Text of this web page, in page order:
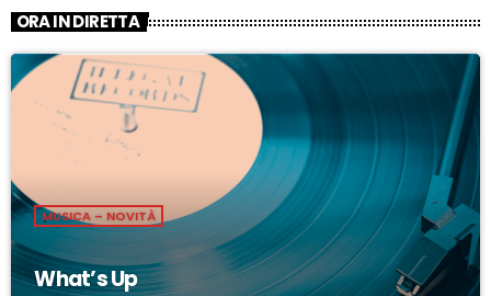
ORA IN DIRETTA
MUSICA – NOVITÀ
What’s Up